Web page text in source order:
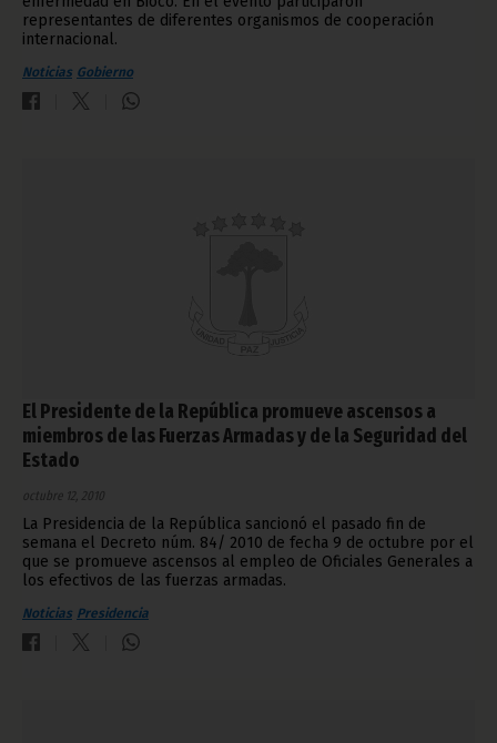
representantes de diferentes organismos de cooperación
internacional.
Noticias Gobierno
El Presidente de la República promueve ascensos a
miembros de las Fuerzas Armadas y de la Seguridad del
Estado
octubre 12, 2010
La Presidencia de la República sancionó el pasado fin de
semana el Decreto núm. 84/ 2010 de fecha 9 de octubre por el
que se promueve ascensos al empleo de Oficiales Generales a
los efectivos de las fuerzas armadas.
Noticias Presidencia